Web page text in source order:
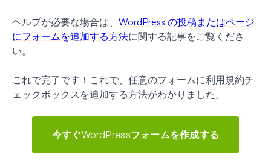
ヘルプが必要な場合は、 WordPress の投稿またはページ
にフォームを追加する方法に関する記事をご覧くださ
い。
これで完了です！これで、任意のフォームに利用規約チ
ェックボックスを追加する方法がわかりました。
今すぐWordPressフォームを作成する